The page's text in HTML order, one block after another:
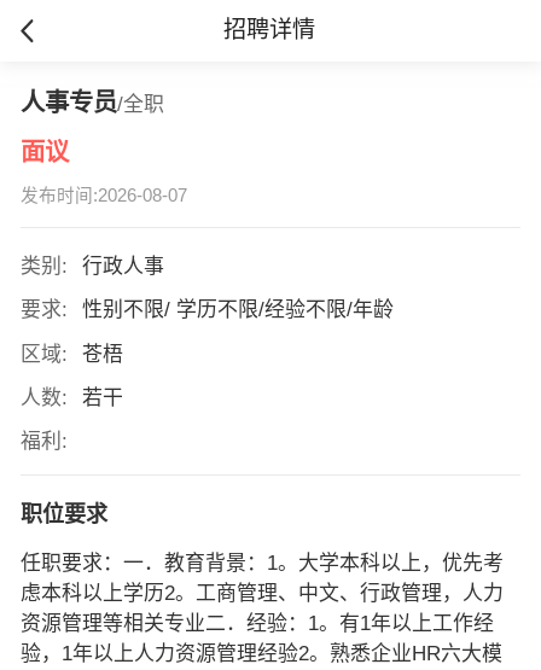
招聘详情
人事专员/全职
面议
发布时间:2026-08-07
类别:
行政人事
要求:
性别不限/ 学历不限/经验不限/年龄
区域:
苍梧
人数:
若干
福利:
职位要求
任职要求：一．教育背景：1。大学本科以上，优先考
虑本科以上学历2。工商管理、中文、行政管理，人力
资源管理等相关专业二．经验：1。有1年以上工作经
验，1年以上人力资源管理经验2。熟悉企业HR六大模